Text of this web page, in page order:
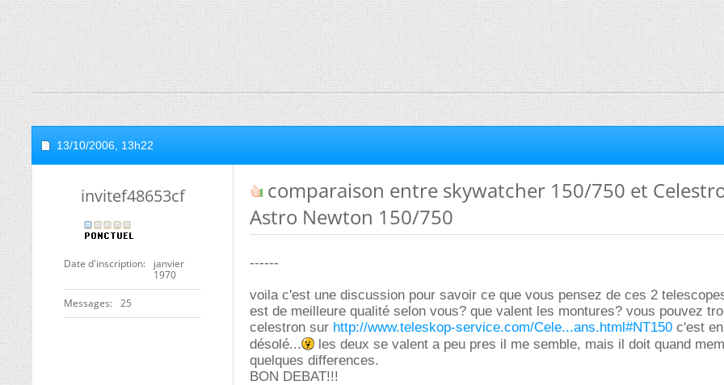
13/10/2006, 13h22
invitef48653cf
Date d'inscription
janvier
1970
Messages 25
comparaison entre skywatcher 150/750 et
Astro Newton 150/750
------
voila c'est une discussion pour savoir ce que vous pensez de ces 2
est de meilleure qualité selon vous? que valent les montures? vous pouvez
celestron sur http://www.teleskop-service.com/Cele...ans.html#NT150 c'est
désolé...
les deux se valent a peu pres il me semble, mais il doit quand
quelques differences.
BON DEBAT!!!